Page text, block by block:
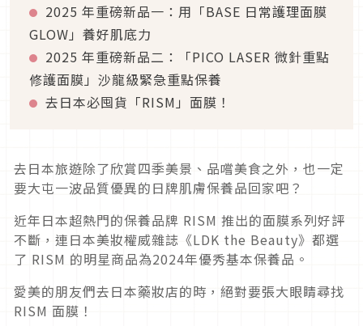
2025 年重磅新品一：用「BASE 日常護理面膜
GLOW」養好肌底力
2025 年重磅新品二：「PICO LASER 微針重點
修護面膜」沙龍級緊急重點保養
去日本必囤貨「RISM」面膜！
去日本旅遊除了欣賞四季美景、品嚐美食之外，也一定
要大屯一波品質優異的日牌肌膚保養品回家吧？
近年日本超熱門的保養品牌 RISM 推出的面膜系列好評
不斷，連日本美妝權威雜誌《LDK the Beauty》都選
了 RISM 的明星商品為2024年優秀基本保養品。
愛美的朋友們去日本藥妝店的時，絕對要張大眼睛尋找
RISM 面膜！